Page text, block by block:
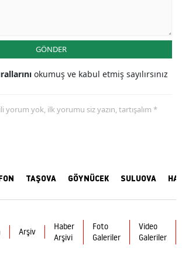
GÖNDER
okumuş ve kabul etmiş sayılırsınız
yorum yok, ilk yorumu siz yazın, tartışalım *
TAŞOVA GÖYNÜCEK SULUOVA
Arşiv
Haber
Arşivi
Foto
Galeriler
Video
Galeriler